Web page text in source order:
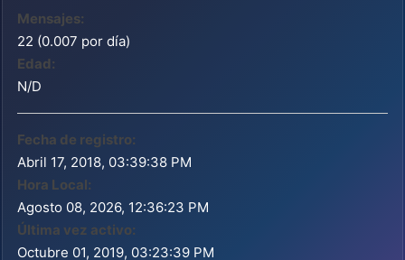
Mensajes:
22 (0.007 por día)
Edad:
N/D
Fecha de registro:
Abril 17, 2018, 03:39:38 PM
Hora Local:
Agosto 08, 2026, 12:36:23 PM
Última vez activo:
Octubre 01, 2019, 03:23:39 PM